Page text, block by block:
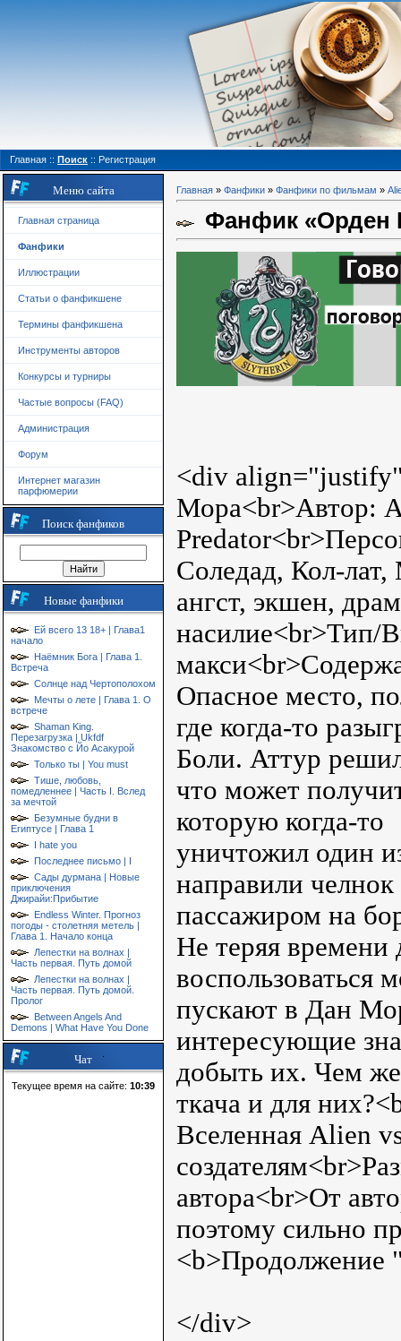
Главная :: Поиск :: Регистрация
Меню сайта
Главная страница
Фанфики
Иллюстрации
Статьи о фанфикшене
Термины фанфикшена
Инструменты авторов
Конкурсы и турниры
Частые вопросы (FAQ)
Администрация
Форум
Интернет магазин
парфюмерии
Поиск фанфиков
Новые фанфики
Ей всего 13 18+ | Глава1
начало
Наёмник Бога | Глава 1.
Встреча
Солнце над Чертополохом
Мечты о лете | Глава 1. О
встрече
Shaman King.
Перезагрузка | Ukfdf
Знакомство с Йо Асакурой
Только ты | You must
Тише, любовь,
помедленнее | Часть I. Вслед
за мечтой
Безумные будни в
Египтусе | Глава 1
I hate you
Последнее письмо | I
Сады дурмана | Новые
приключения
Джирайи:Прибытие
Endless Winter. Прогноз
погоды - столетняя метель |
Глава 1. Начало конца
Лепестки на волнах |
Часть первая. Путь домой
Лепестки на волнах |
Часть первая. Путь домой.
Пролог
Between Angels And
Demons | What Have You Done
Чат
Текущее время на сайте: 10:39
Главная » Фанфики » Фанфики по фильмам »
Фанфик «Орден
<div
Мора<br>Автор:
Соледад, Кол-
ангст, экшен,
насилие<br>Тип/
Опасное место,
где когда-то
Боли. Аттур
что может
которую когда-то
уничтожил один
направили челнок
пассажиром на
Не теряя
воспользоваться
пускают в Дан
интересующие
добыть их. Чем
ткача и для
Вселенная Alien
автора<br>От
поэтому сильно
<b>Продолжение
</div>